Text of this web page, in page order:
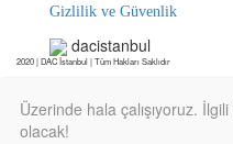
Gizlilik ve Güvenlik
dacistanbul
2020 | DAC İstanbul | Tüm Hakları Saklıdır
Üzerinde hala çalışıyoruz.
olacak!